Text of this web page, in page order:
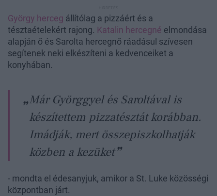
György herceg állítólag a pizzáért és a
tésztaételekért rajong. Katalin hercegné elmondása
alapján ő és Sarolta hercegnő ráadásul szívesen
segítenek neki elkészíteni a kedvenceiket a
konyhában.
Már Györggyel és Saroltával is
készítettem pizzatésztát korábban.
Imádják, mert összepiszkolhatják
közben a kezüket
- mondta el édesanyjuk, amikor a St. Luke közösségi
központban járt.